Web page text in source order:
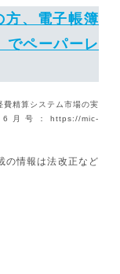
方、電子帳簿
でペーパーレ
精算システム市場の実
号：https://mic-
の情報は法改正など